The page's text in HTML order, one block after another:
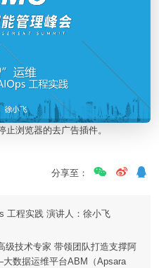
浏览器的去广告插件。
分享至：
工程实践 演讲人：徐小飞
级技术专家 带领团队打造支撑阿
数据运维平台ABM（Apsara